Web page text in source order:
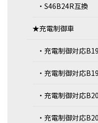
・S46B24R互換
★充電制御車
・充電制御対応
・充電制御対応
・充電制御対応
・充電制御対応